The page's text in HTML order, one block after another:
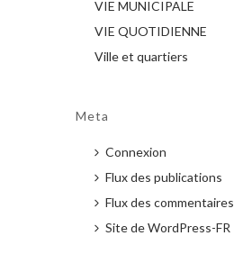
VIE MUNICIPALE
VIE QUOTIDIENNE
Ville et quartiers
Meta
Connexion
Flux des publications
Flux des commentaires
Site de WordPress-FR